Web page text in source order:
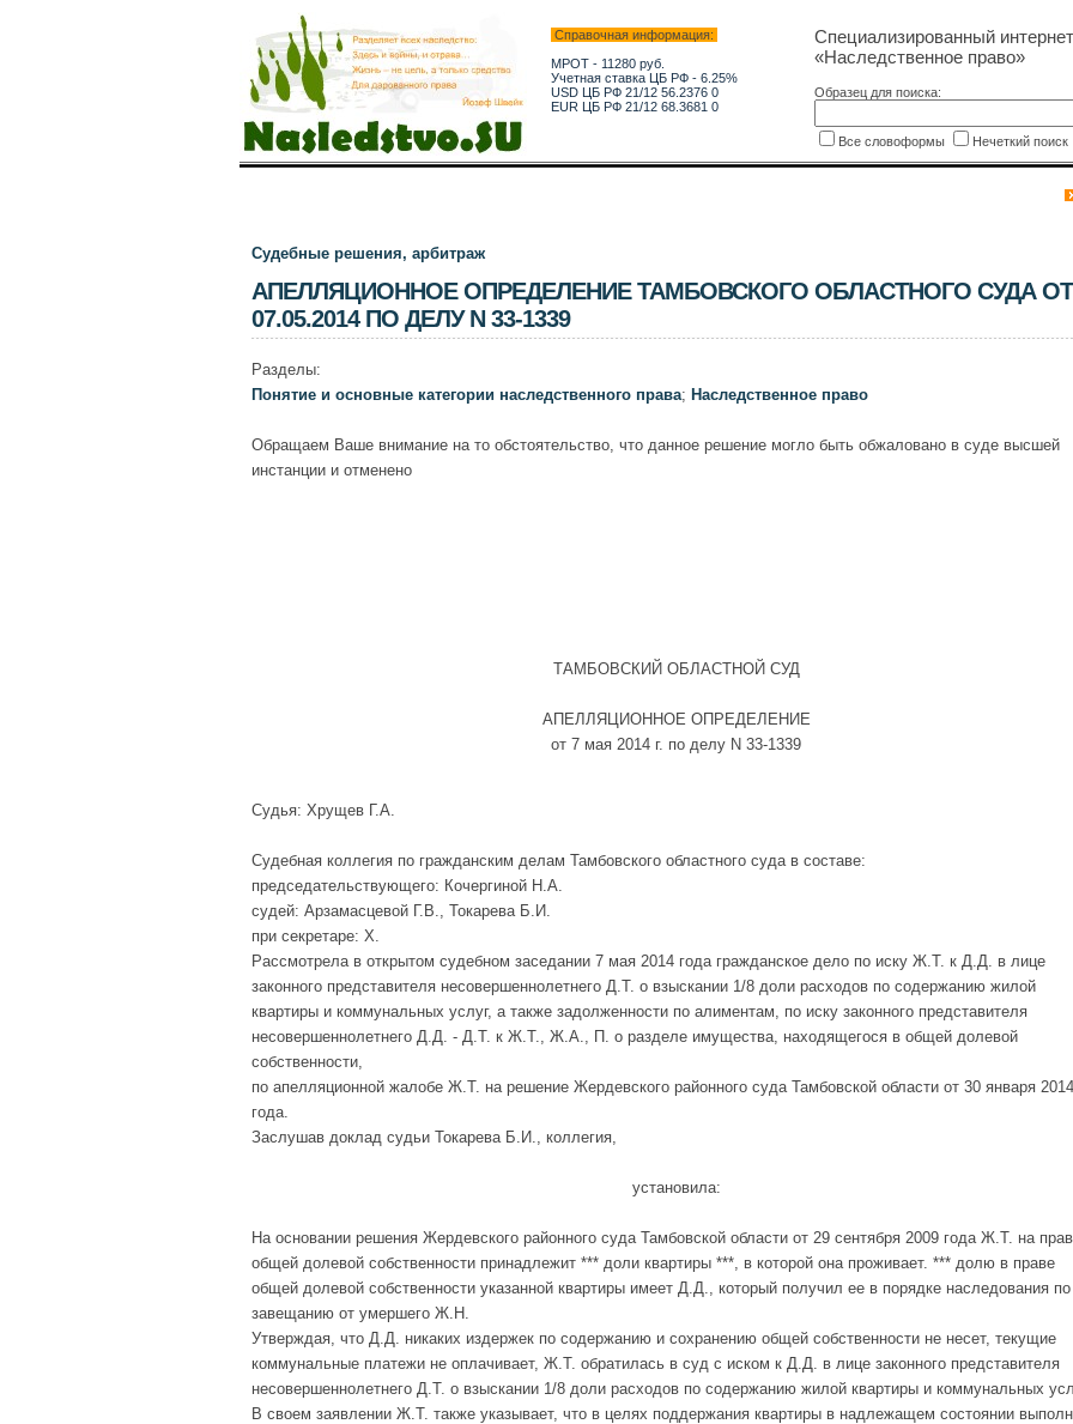
Справочная информация:
МРОТ - 11280 руб.
Учетная ставка ЦБ РФ - 6.25%
USD ЦБ РФ 21/12 56.2376 0
EUR ЦБ РФ 21/12 68.3681 0
Специализированный
«Наследственное право»
Образец для поиска:
Все словоформы Нечеткий поиск
Судебные решения, арбитраж
АПЕЛЛЯЦИОННОЕ ОПРЕДЕЛЕНИЕ ТАМБОВСКОГО ОБЛАСТНОГО СУДА ОТ
07.05.2014 ПО ДЕЛУ N 33-1339
Разделы:
Понятие и основные категории наследственного права; Наследственное право
Обращаем Ваше внимание на то обстоятельство, что данное решение могло быть обжаловано в суде высшей
инстанции и отменено
ТАМБОВСКИЙ ОБЛАСТНОЙ СУД
АПЕЛЛЯЦИОННОЕ ОПРЕДЕЛЕНИЕ
от 7 мая 2014 г. по делу N 33-1339
Судья: Хрущев Г.А.
Судебная коллегия по гражданским делам Тамбовского областного суда в составе:
председательствующего: Кочергиной Н.А.
судей: Арзамасцевой Г.В., Токарева Б.И.
при секретаре: Х.
Рассмотрела в открытом судебном заседании 7 мая 2014 года гражданское дело по иску Ж.Т. к Д.Д. в лице
законного представителя несовершеннолетнего Д.Т. о взыскании 1/8 доли расходов по содержанию жилой
квартиры и коммунальных услуг, а также задолженности по алиментам, по иску законного представителя
несовершеннолетнего Д.Д. - Д.Т. к Ж.Т., Ж.А., П. о разделе имущества, находящегося в общей долевой
собственности,
по апелляционной жалобе Ж.Т. на решение Жердевского районного суда Тамбовской области от 30 января 2014
года.
Заслушав доклад судьи Токарева Б.И., коллегия,
установила:
На основании решения Жердевского районного суда Тамбовской области от 29 сентября 2009 года Ж.Т. на
общей долевой собственности принадлежит *** доли квартиры ***, в которой она проживает. *** долю в праве
общей долевой собственности указанной квартиры имеет Д.Д., который получил ее в порядке наследования по
завещанию от умершего Ж.Н.
Утверждая, что Д.Д. никаких издержек по содержанию и сохранению общей собственности не несет, текущие
коммунальные платежи не оплачивает, Ж.Т. обратилась в суд с иском к Д.Д. в лице законного представителя
несовершеннолетнего Д.Т. о взыскании 1/8 доли расходов по содержанию жилой квартиры и коммунальных
В своем заявлении Ж.Т. также указывает, что в целях поддержания квартиры в надлежащем состоянии